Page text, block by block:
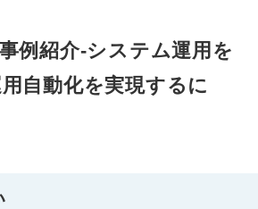
例紹介-システム運用を
自動化を実現するに